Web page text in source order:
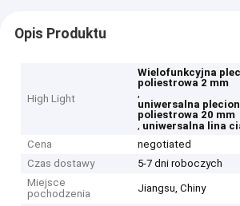
Opis Produktu
High Light
Wielofunkcyjna
poliestrowa 2 mm
,
uniwersalna
poliestrowa 20 mm
, uniwersalna lina
Cena
negotiated
Czas dostawy
5-7 dni roboczych
Miejsce
pochodzenia
Jiangsu, Chiny